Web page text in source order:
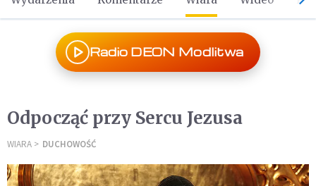
Radio DEON Modlitwa
Odpocząć przy Sercu Jezusa
WIARA DUCHOWOŚĆ